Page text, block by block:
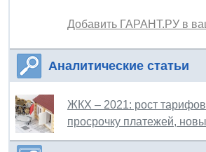
Добавить ГАРАНТ.РУ в
Аналитические статьи
ЖКХ – 2021: рост тарифов
просрочку платежей,